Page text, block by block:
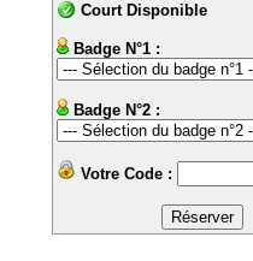
Court Disponible
Badge N°1 :
Badge N°2 :
Votre Code :